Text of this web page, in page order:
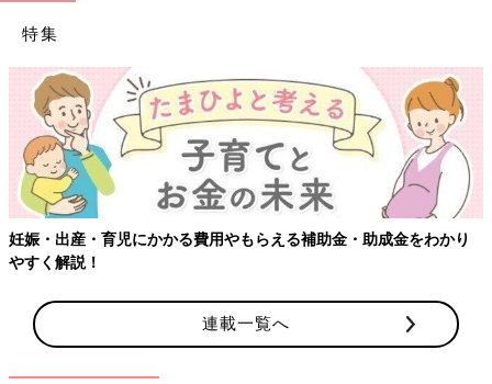
特集
妊娠・出産・育児にかかる費用やもらえる補助金・助成金をわかり
やすく解説！
連載一覧へ